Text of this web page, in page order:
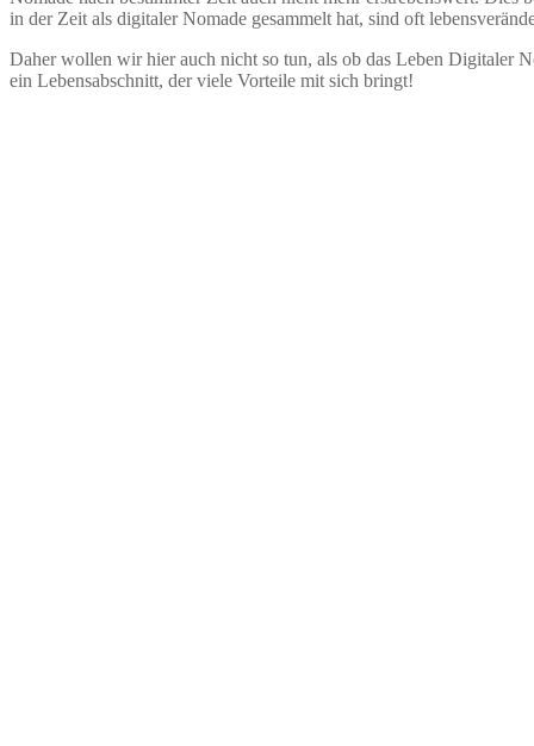
in der Zeit als digitaler Nomade gesammelt hat, sind oft
Daher wollen wir hier auch nicht so tun, als ob das Leben Digitaler
ein Lebensabschnitt, der viele Vorteile mit sich bringt!